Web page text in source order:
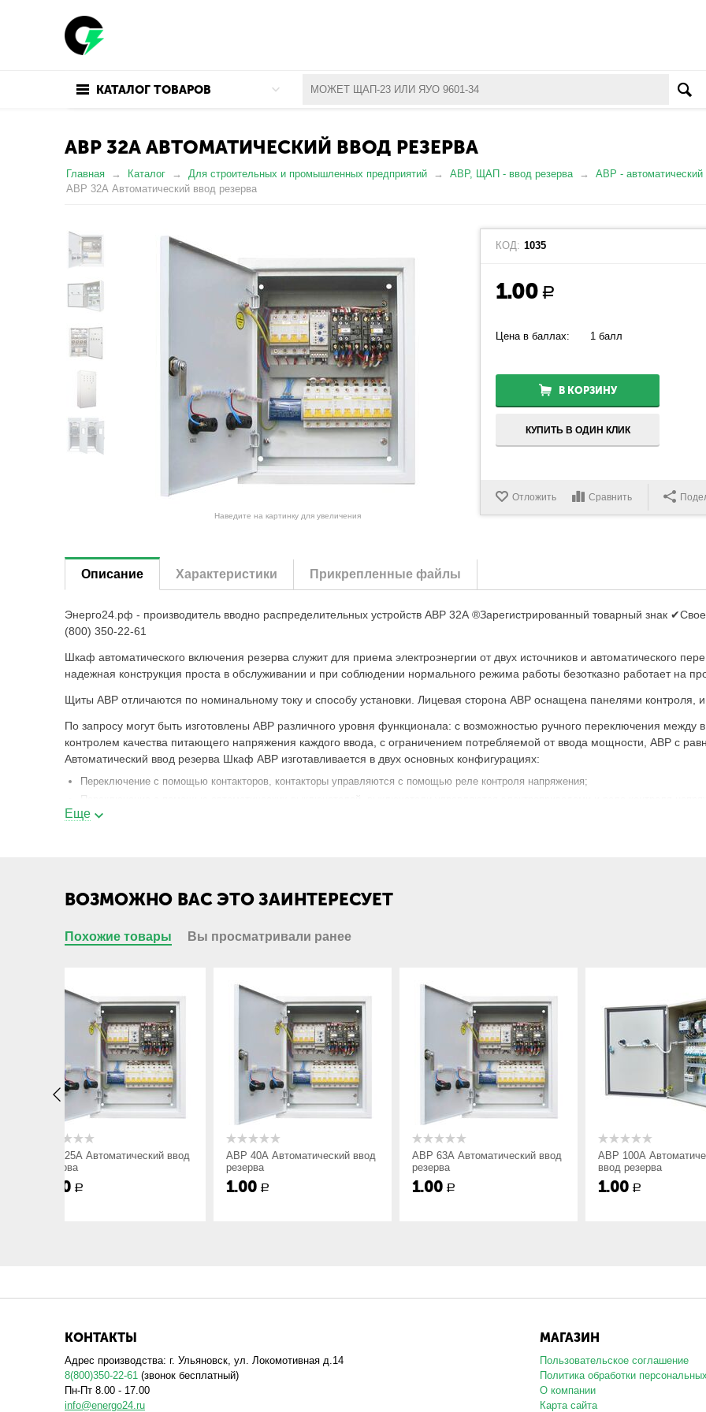
КАТАЛОГ ТОВАРОВ
АВР 32А АВТОМАТИЧЕСКИЙ ВВОД РЕЗЕРВА
Главная Каталог Для строительных и промышленных предприятий АВР, ЩАП - ввод резерва
АВР - автоматический
АВР 32А Автоматический ввод резерва
Наведите на картинку для увеличения
КОД: 1035
1.00 Р
Цена в баллах: 1 балл
В КОРЗИНУ
КУПИТЬ В ОДИН КЛИК
Отложить Сравнить
Описание Характеристики Прикрепленные файлы
Энерго24.рф - производитель вводно распределительных устройств АВР 32А ®Зарегистрированный товарный знак
(800) 350-22-61
Шкаф автоматического включения резерва служит для приема электроэнергии от двух источников и автоматического
надежная конструкция проста в обслуживании и при соблюдении нормального режима работы безотказно работает на
Щиты АВР отличаются по номинальному току и способу установки. Лицевая сторона АВР оснащена панелями контроля, и
По запросу могут быть изготовлены АВР различного уровня функционала: с возможностью ручного переключения
контролем качества питающего напряжения каждого ввода, с ограничением потребляемой от ввода мощности, АВР с
Автоматический ввод резерва Шкаф АВР изготавливается в двух основных конфигурациях:
Переключение с помощью контакторов, контакторы управляются с помощью реле контроля напряжения;
частные дома с трехфазным питанием либо бытовым генератором.
питанием, работа АВР управляет переключением фаз для основного питания, в случае, если на питающей фазе пропало
Еще
ВОЗМОЖНО ВАС ЭТО ЗАИНТЕРЕСУЕТ
Похожие товары Вы просматривали ранее
АВР 40А Автоматический ввод
АВР 63А Автоматический ввод
АВР 100А Автоматический
АВР 125А
ввод
КОНТАКТЫ
Адрес производства: г. Ульяновск, ул. Локомотивная д.14
8(800)350-22-61 (звонок бесплатный)
Пн-Пт 8.00 - 17.00
info@energo24.ru
МАГАЗИН
Пользовательское соглашение
Политика обработки
О компании
Карта сайта